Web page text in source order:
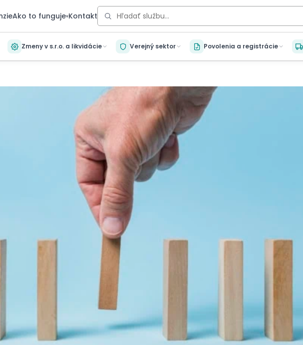
Ako to funguje▾Kontakt
Zmeny v s.r.o. a likvidácie Verejný sektor Povolenia a registrácie